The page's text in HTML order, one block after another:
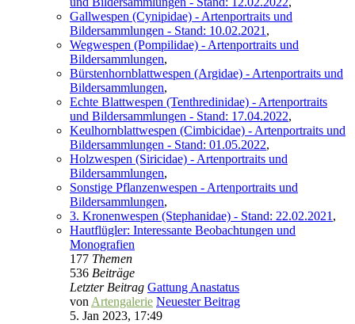
Gallwespen (Cynipidae) - Artenportraits und
Bildersammlungen - Stand: 10.02.2021 ,
Wegwespen (Pompilidae) - Artenportraits und
Bildersammlungen,
Bürstenhornblattwespen (Argidae) - Artenportraits und
Bildersammlungen,
Echte Blattwespen (Tenthredinidae) - Artenportraits
und Bildersammlungen - Stand: 17.04.2022,
Keulhornblattwespen (Cimbicidae) - Artenportraits und
Bildersammlungen - Stand: 01.05.2022,
Holzwespen (Siricidae) - Artenportraits und
Bildersammlungen,
Sonstige Pflanzenwespen - Artenportraits und
Bildersammlungen,
3. Kronenwespen (Stephanidae) - Stand: 22.02.2021 ,
Hautflügler: Interessante Beobachtungen und
Monografien
177 Themen
536 Beiträge
Letzter Beitrag Gattung Anastatus
von Artengalerie Neuester Beitrag
5. Jan 2023, 17:49